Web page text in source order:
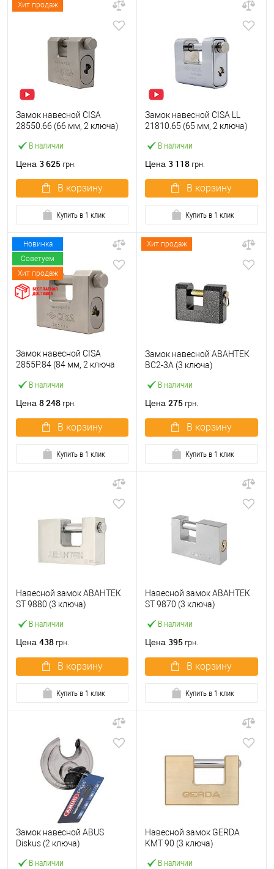
Хит продаж
В наличии
Замок навесной CISA
28550.66 (66 мм, 2 ключа)
Цена 3 625 грн.
В корзину
Купить в 1 клик
В наличии
Замок навесной CISA LL
21810.65 (65 мм, 2 ключа)
Цена 3 118 грн.
В корзину
Купить в 1 клик
Новинка
Советуем
Хит продаж
В наличии
Замок навесной CISA
2855P.84 (84 мм, 2 ключа
Цена 8 248 грн.
В корзину
Купить в 1 клик
Хит продаж
В наличии
Замок навесной АВАНТЕК
ВС2-3А (3 ключа)
Цена 275 грн.
В корзину
Купить в 1 клик
В наличии
Навесной замок АВАНТЕК
ST 9880 (3 ключа)
Цена 438 грн.
В корзину
Купить в 1 клик
В наличии
Навесной замок АВАНТЕК
ST 9870 (3 ключа)
Цена 395 грн.
В корзину
Купить в 1 клик
В наличии
Замок навесной ABUS
Diskus (2 ключа)
В наличии
Навесной замок GERDA
KMT 90 (3 ключа)